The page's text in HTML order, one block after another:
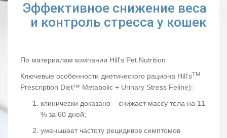
Эффективное снижение веса
и контроль стресса у кошек
По материалам компании Hill's Pet Nutrition
Ключевые особенности диетического рациона Hill’sTM
Prescription Diet™ Metabolic + Urinary Stress Feline):
клинически доказано – снижает массу тела на 11
% за 60 дней;
уменьшает частоту рецидивов симптомов